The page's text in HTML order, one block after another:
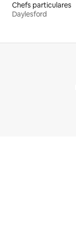
Chefs particulares
Daylesford